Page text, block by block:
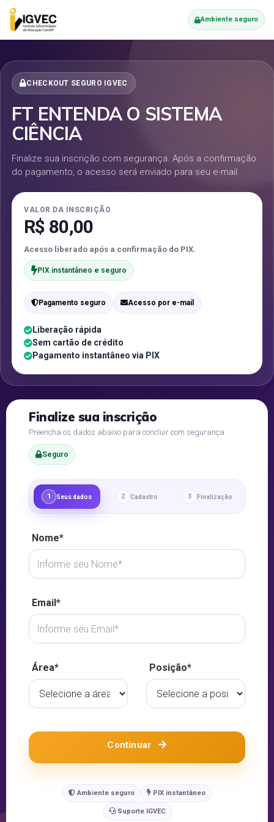
Ambiente seguro
CHECKOUT SEGURO IGVEC
FT ENTENDA O SISTEMA
CIÊNCIA
Finalize sua inscrição com segurança. Após a confirmação
do pagamento, o acesso será enviado para seu e-mail.
VALOR DA INSCRIÇÃO
R$ 80,00
Acesso liberado após a confirmação do PIX.
PIX instantâneo e seguro
Pagamento seguro Acesso por e-mail
Liberação rápida
Sem cartão de crédito
Pagamento instantâneo via PIX
Finalize sua inscrição
Preencha os dados abaixo para concluir com segurança.
Seguro
1 Seus dados 2 Cadastro 3 Finalização
Nome*
Email*
Área* Posição*
Continuar
Ambiente seguro PIX instantâneo
Suporte IGVEC